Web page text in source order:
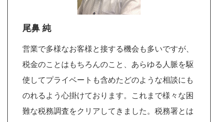
尾鼻 純
営業で多様なお客様と接する機会も多いですが、
税金のことはもちろんのこと、あらゆる人脈を駆
使してプライベートも含めたどのような相談にも
のれるよう心掛けております。これまで様々な困
難な税務調査をクリアしてきました。税務署とは